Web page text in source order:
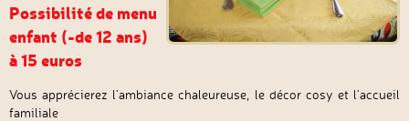
Possibilité de menu
enfant (-de 12 ans)
à 15 euros
Vous apprécierez l'ambiance chaleureuse, le décor cosy et l'accueil
familiale